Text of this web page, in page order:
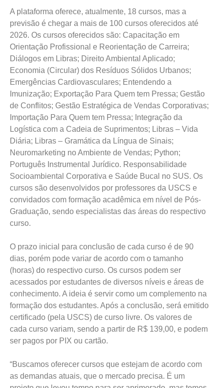
A plataforma oferece, atualmente, 18 cursos, mas a
previsão é chegar a mais de 100 cursos oferecidos até
2026. Os cursos oferecidos são: Capacitação em
Orientação Profissional e Reorientação de Carreira;
Diálogos em Libras; Direito Ambiental Aplicado;
Economia (Circular) dos Resíduos Sólidos Urbanos;
Emergências Cardiovasculares; Entendendo a
Imunização; Exportação Para Quem tem Pressa; Gestão
de Conflitos; Gestão Estratégica de Vendas Corporativas;
Importação Para Quem tem Pressa; Integração da
Logística com a Cadeia de Suprimentos; Libras – Vida
Diária; Libras – Gramática da Língua de Sinais;
Neuromarketing no Ambiente de Vendas; Python;
Português Instrumental Jurídico. Responsabilidade
Socioambiental Corporativa e Saúde Bucal no SUS. Os
cursos são desenvolvidos por professores da USCS e
convidados com formação acadêmica em nível de Pós-
Graduação, sendo especialistas das áreas do respectivo
curso.
O prazo inicial para conclusão de cada curso é de 90
dias, porém pode variar de acordo com o tamanho
(horas) do respectivo curso. Os cursos podem ser
acessados por estudantes de diversos níveis e áreas de
conhecimento. A ideia é servir como um complemento na
formação dos estudantes. Após a conclusão, será emitido
certificado (pela USCS) de curso livre. Os valores de
cada curso variam, sendo a partir de R$ 139,00, e podem
ser pagos por PIX ou cartão.
“Buscamos oferecer cursos que estejam de acordo com
as demandas atuais, que o mercado precisa. É um